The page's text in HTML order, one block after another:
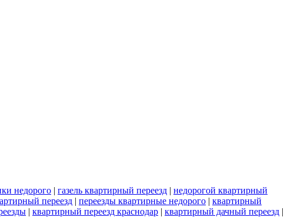
недорого | газель квартирный переезд | недорогой квартирный
переезд | переезды квартирные недорого | квартирный
| квартирный переезд краснодар | квартирный дачный переезд |